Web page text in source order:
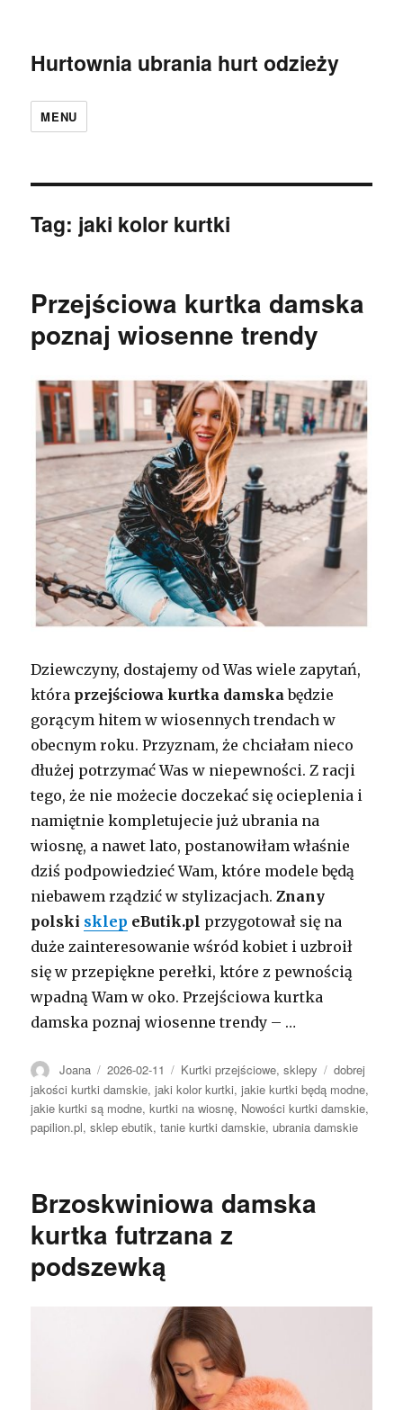
Hurtownia ubrania hurt odzieży
MENU
Tag: jaki kolor kurtki
Przejściowa kurtka damska
poznaj wiosenne trendy
Dziewczyny, dostajemy od Was wiele zapytań,
która przejściowa kurtka damska będzie
gorącym hitem w wiosennych trendach w
obecnym roku. Przyznam, że chciałam nieco
dłużej potrzymać Was w niepewności. Z racji
tego, że nie możecie doczekać się ocieplenia i
namiętnie kompletujecie już ubrania na
wiosnę, a nawet lato, postanowiłam właśnie
dziś podpowiedzieć Wam, które modele będą
niebawem rządzić w stylizacjach.Znany
polski sklep eButik.pl przygotował się na
duże zainteresowanie wśród kobiet i uzbroił
się w przepiękne perełki, które z pewnością
wpadną Wam w oko. Przejściowa kurtka
damska poznaj wiosenne trendy – …
Autor
Joana Opublikowano
2026-02-11 Kategorie
Kurtki przejściowe,sklepy Tagi
dobrej
jakości kurtki damskie,jaki kolor kurtki,jakie kurtki będą modne,
jakie kurtki są modne,kurtki na wiosnę, Nowości kurtki damskie,
papilion.pl,sklep ebutik,tanie kurtki damskie, ubrania damskie
Brzoskwiniowa damska
kurtka futrzana z
podszewką